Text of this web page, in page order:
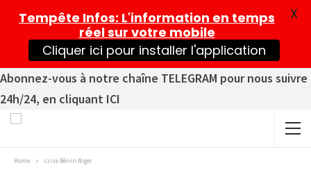
Abonnez-vous à notre chaîne TELEGRAM pour nous suivre
24h/24, en cliquant ICI
Home crise Bénin Niger
Tempête Infos: L'information en temps
réel sur votre mobile
Cliquer ici pour installer l'application
X